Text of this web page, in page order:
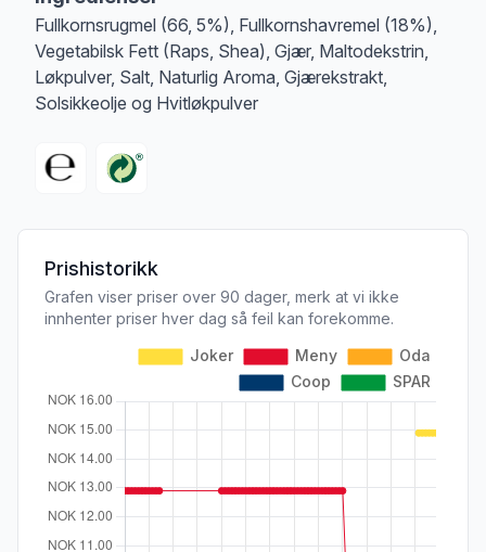
Fullkornsrugmel (66, 5%), Fullkornshavremel (18%),
Vegetabilsk Fett (Raps, Shea), Gjær, Maltodekstrin,
Løkpulver, Salt, Naturlig Aroma, Gjærekstrakt,
Solsikkeolje og Hvitløkpulver
Prishistorikk
Grafen viser priser over 90 dager, merk at vi ikke
innhenter priser hver dag så feil kan forekomme.